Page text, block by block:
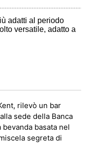
adatti al periodo
versatile, adatto a
rilevò un bar
sede della Banca
basata nel
segreta di